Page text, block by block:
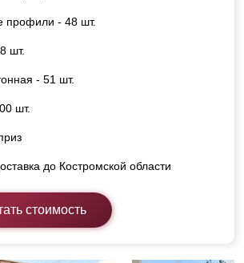
профили - 48 шт.
шт.
- 51 шт.
шт.
до Костромской области
стоимость